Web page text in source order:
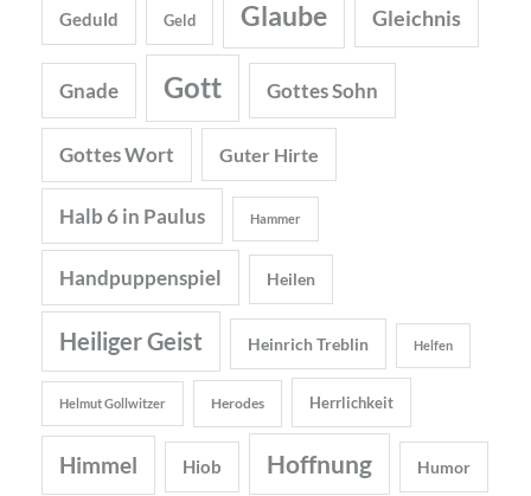
Geduld Geld Glaube Gleichnis
Gnade Gott Gottes Sohn
Gottes Wort Guter Hirte
Halb 6 in Paulus Hammer
Handpuppenspiel Heilen
Heiliger Geist Heinrich Treblin Helfen
Helmut Gollwitzer Herodes Herrlichkeit
Himmel Hiob Hoffnung Humor